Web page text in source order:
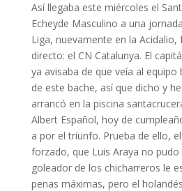
Así llegaba este miércoles el
Echeyde Masculino a una
Liga, nuevamente en la
directo: el CN Catalunya. El
ya avisaba de que veía al equipo
de este bache, así que dicho y
arrancó en la piscina
Albert Español, hoy de
a por el triunfo. Prueba de ello,
forzado, que Luis Araya no
goleador de los chicharreros le
penas máximas, pero el